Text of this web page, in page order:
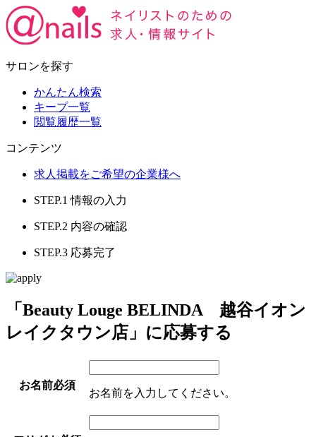
サロンを探す
かんたん検索
キープ一覧
閲覧履歴一覧
コンテンツ
求人掲載をご希望の企業様へ
STEP.1 情報の入力
STEP.2 内容の確認
STEP.3 応募完了
「Beauty Louge BELINDA 越谷イオン
レイクタウン店」に応募する
お名前必須
お名前を入力してください。